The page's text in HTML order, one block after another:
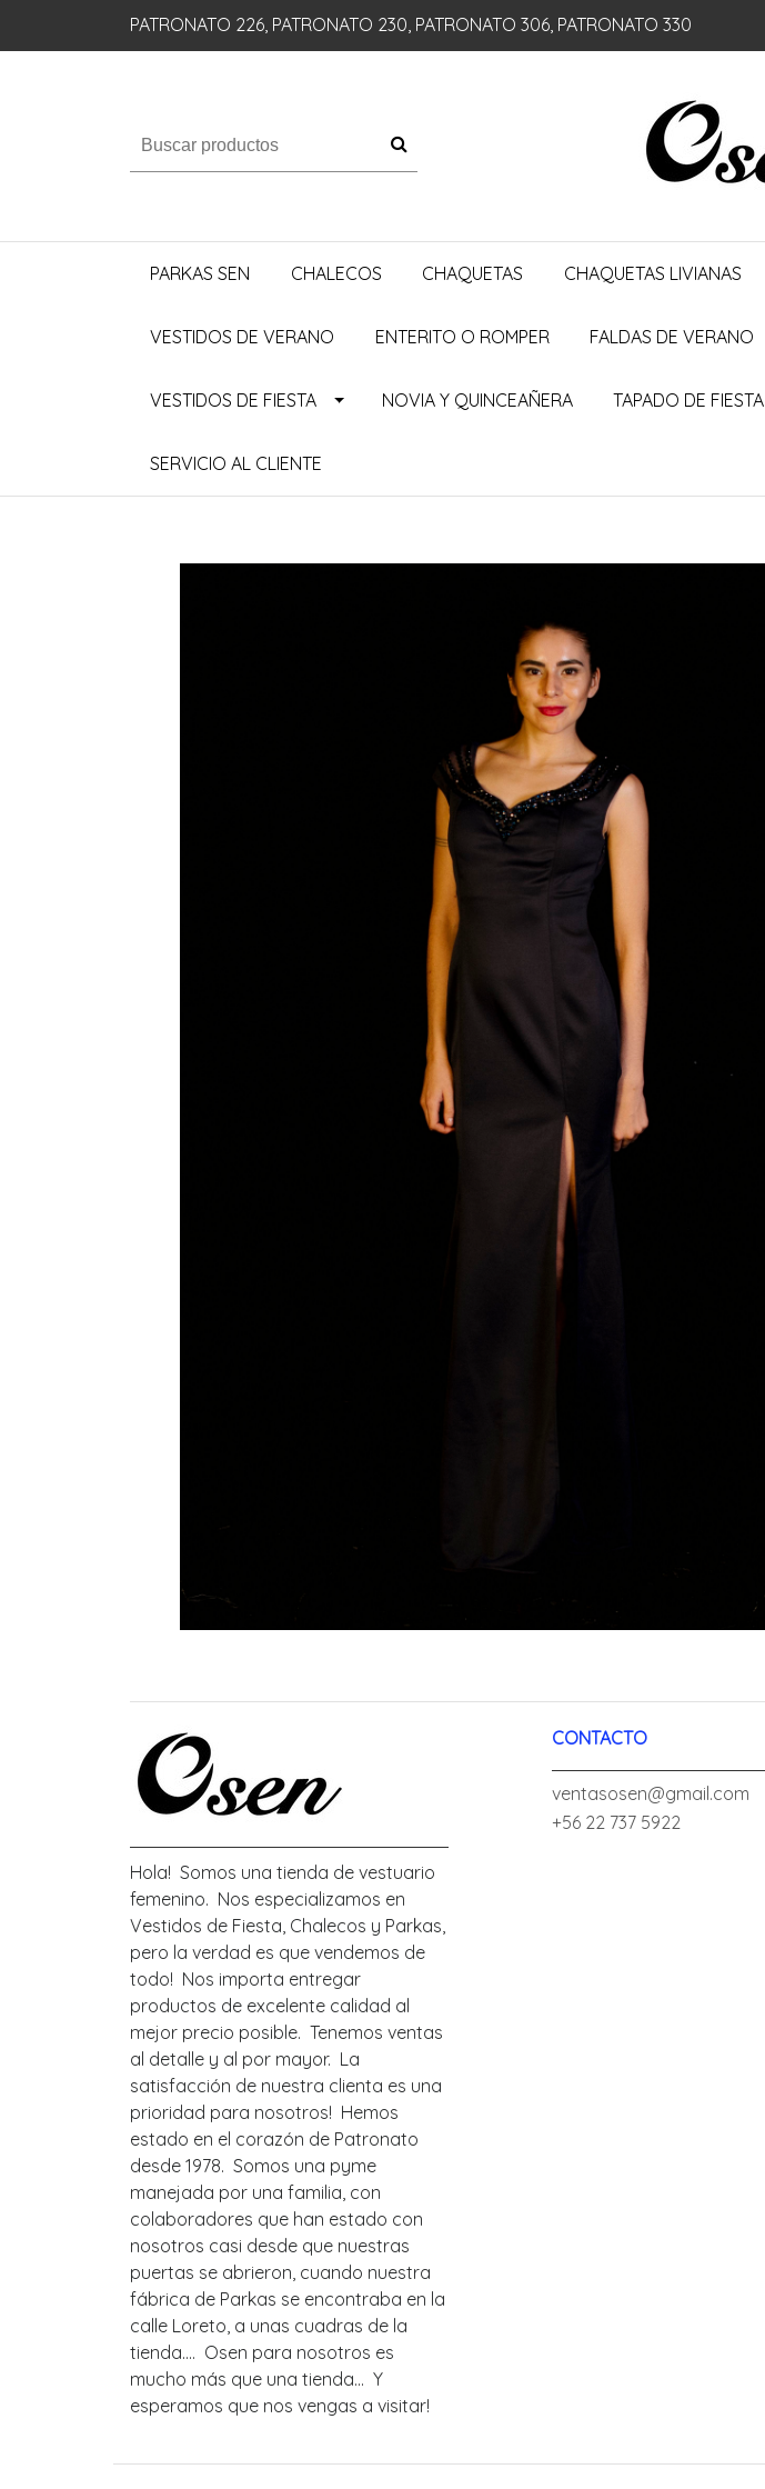
PATRONATO 226, PATRONATO 230, PATRONATO 306, PATRONATO 330
PARKAS SEN CHALECOS CHAQUETAS CHAQUETAS LIVIANAS
VESTIDOS DE VERANO ENTERITO O ROMPER FALDAS DE VERANO
VESTIDOS DE FIESTA NOVIA Y QUINCEAÑERA TAPADO DE FIESTA
SERVICIO AL CLIENTE
Hola! Somos una tienda de vestuario
femenino. Nos especializamos en
Vestidos de Fiesta, Chalecos y Parkas,
pero la verdad es que vendemos de
todo! Nos importa entregar
productos de excelente calidad al
mejor precio posible. Tenemos ventas
al detalle y al por mayor. La
satisfacción de nuestra clienta es una
prioridad para nosotros! Hemos
estado en el corazón de Patronato
desde 1978. Somos una pyme
manejada por una familia, con
colaboradores que han estado con
nosotros casi desde que nuestras
puertas se abrieron, cuando nuestra
fábrica de Parkas se encontraba en la
calle Loreto, a unas cuadras de la
tienda.... Osen para nosotros es
mucho más que una tienda... Y
esperamos que nos vengas a visitar!
CONTACTO
ventasosen@gmail.com
+56 22 737 5922